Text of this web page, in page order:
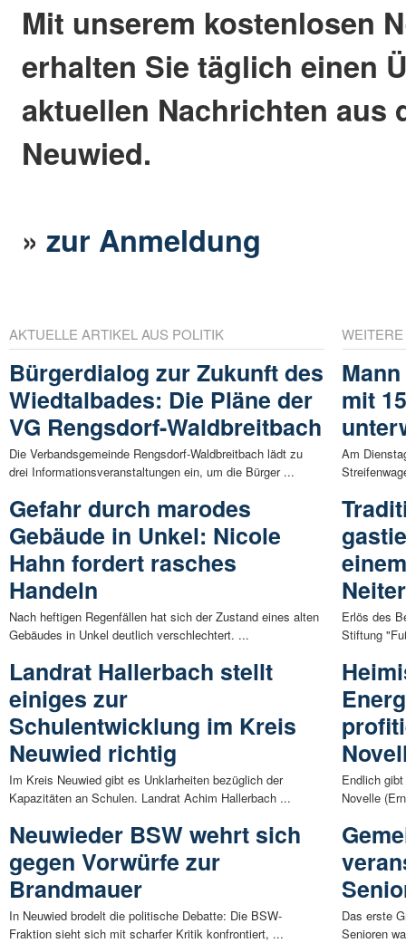
Mit unserem kostenlosen
erhalten Sie täglich einen
aktuellen Nachrichten aus
Neuwied.
»zur Anmeldung
AKTUELLE ARTIKEL AUS POLITIK
Bürgerdialog zur Zukunft des
Wiedtalbades: Die Pläne der
VG Rengsdorf-Waldbreitbach
Die Verbandsgemeinde Rengsdorf-Waldbreitbach lädt zu
drei Informationsveranstaltungen ein, um die Bürger ...
Gefahr durch marodes
Gebäude in Unkel: Nicole
Hahn fordert rasches
Handeln
Nach heftigen Regenfällen hat sich der Zustand eines alten
Gebäudes in Unkel deutlich verschlechtert. ...
Landrat Hallerbach stellt
einiges zur
Schulentwicklung im Kreis
Neuwied richtig
Im Kreis Neuwied gibt es Unklarheiten bezüglich der
Kapazitäten an Schulen. Landrat Achim Hallerbach ...
Neuwieder BSW wehrt sich
gegen Vorwürfe zur
Brandmauer
In Neuwied brodelt die politische Debatte: Die BSW-
Fraktion sieht sich mit scharfer Kritik konfrontiert, ...
mit
Am
Erlös des
Stiftung
Endlich
Novelle
Das erste
Senioren